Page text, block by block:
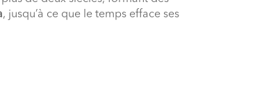
, jusqu’à ce que le temps efface ses